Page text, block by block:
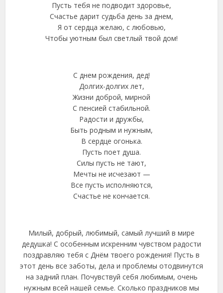
Пусть тебя не подводит здоровье,
Счастье дарит судьба день за днем,
Я от сердца желаю, с любовью,
Чтобы уютным был светлый твой дом!
С днем рождения, дед!
Долгих-долгих лет,
Жизни доброй, мирной
С пенсией стабильной.
Радости и дружбы,
Быть родным и нужным,
В сердце огонька.
Пусть поет душа.
Силы пусть не тают,
Мечты не исчезают —
Все пусть исполняются,
Счастье не кончается.
Милый, добрый, любимый, самый лучший в мире
дедушка! С особенным искренним чувством радости
поздравляю тебя с Днём твоего рождения! Пусть в
этот день все заботы, дела и проблемы отодвинутся
на задний план. Почувствуй себя любимым, очень
нужным всей нашей семье. Сколько праздников мы